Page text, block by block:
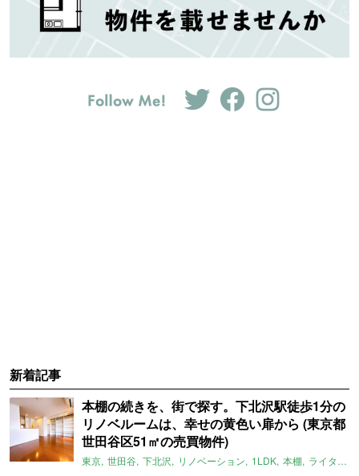
新着記事
本棚の続きを、街で探す。下北沢駅徒歩1分の
リノベルームは、幸せの黄色い扉から (東京都
世田谷区51㎡の売買物件)
東京 世田谷 下北沢 リノベーション 1LDK 本棚 ライター：ほしりょうこ